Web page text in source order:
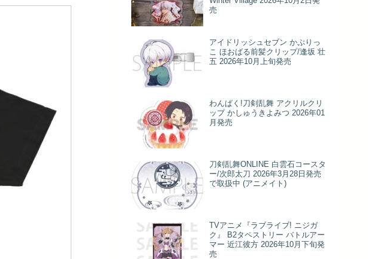
売
アイドリッシュセブン かぷりっ
こ ほおばる前髪クリップ/逢坂 壮
五 2026年10月上旬発売
わんぱく!刀剣乱舞 アクリルクリ
ップ かしゅうきよみつ 2026年01
月発売
刀剣乱舞ONLINE 白雲石コースタ
ー/次郎太刀 2026年3月28日発売
で取扱中 (アニメイト)
TVアニメ『ラブライブ! ニジガ
ク』 B2タペストリー バトルアー
マー 近江彼方 2026年10月下旬発
売